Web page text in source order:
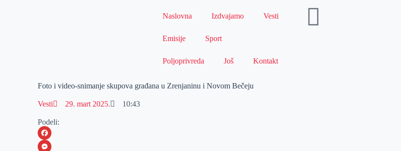
Naslovna Izdvajamo Vesti
Emisije Sport
Poljoprivreda Još Kontakt
Foto i video-snimanje skupova građana u Zrenjaninu i Novom Bečeju
Vesti 29. mart 2025. 10:43
Podeli:
F